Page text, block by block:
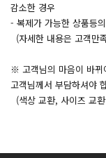
감소한 경우
- 복제가 가능한 상품등
(자세한 내용은 고객만
※ 고객님의 마음이 바뀌
고객님께서 부담하셔야
(색상 교환, 사이즈 교